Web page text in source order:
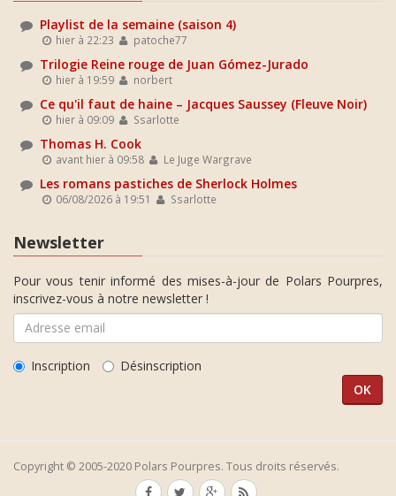
Playlist de la semaine (saison 4)
hier à 22:23 patoche77
Trilogie Reine rouge de Juan Gómez-Jurado
hier à 19:59 norbert
Ce qu'il faut de haine – Jacques Saussey (Fleuve Noir)
hier à 09:09 Ssarlotte
Thomas H. Cook
avant hier à 09:58 Le Juge Wargrave
Les romans pastiches de Sherlock Holmes
06/08/2026 à 19:51 Ssarlotte
Newsletter
Pour vous tenir informé des mises-à-jour de Polars Pourpres,
inscrivez-vous à notre newsletter !
Inscription Désinscription
Copyright © 2005-2020 Polars Pourpres. Tous droits réservés.